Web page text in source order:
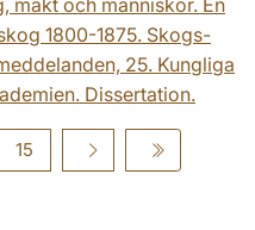
1800-1875. Skogs-
25. Kungliga
Dissertation.
15